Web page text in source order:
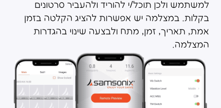
למשתמש ולכן תוכל/י להוריד ולהעביר סרטונים
בקלות. במצלמה יש אפשרות להציג הקלטה בזמן
אמת, תאריך, זמן, מתח ולבצעה שינוי בהגדרות
המצלמה.